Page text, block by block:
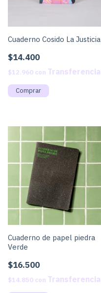
Cuaderno Cosido La Justicia
$14.400
$12.960 con
Cuaderno de papel piedra
Verde
$16.500
$14.850 con